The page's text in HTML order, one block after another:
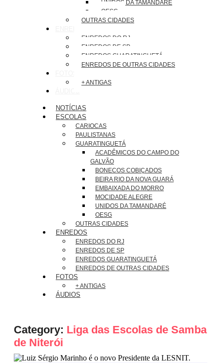
UNIDOS DA TAMANDARÉ
OESG
OUTRAS CIDADES
ENREDOS DO RJ
ENREDOS DE SP
ENREDOS GUARATINGUETÁ
ENREDOS DE OUTRAS CIDADES
+ ANTIGAS
NOTÍCIAS
ESCOLAS
CARIOCAS
PAULISTANAS
GUARATINGUETÁ
ACADÊMICOS DO CAMPO DO
GALVÃO
BONECOS COBIÇADOS
BEIRA RIO DA NOVA GUARÁ
EMBAIXADA DO MORRO
MOCIDADE ALEGRE
UNIDOS DA TAMANDARÉ
OESG
OUTRAS CIDADES
ENREDOS
ENREDOS DO RJ
ENREDOS DE SP
ENREDOS GUARATINGUETÁ
ENREDOS DE OUTRAS CIDADES
FOTOS
+ ANTIGAS
ÁUDIOS
Category: Liga das Escolas de Samba
de Niterói